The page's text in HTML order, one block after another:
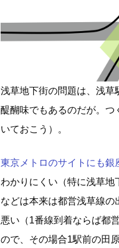
浅草地下街の問題は、浅
醍醐味でもあるのだが。つ
いておこう）。
東京メトロのサイトにも銀
わかりにくい（特に浅草
などは本来は都営浅草線
悪い（1番線到着ならば都
ので、その場合1駅前の田